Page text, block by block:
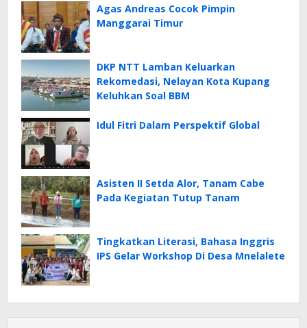
Agas Andreas Cocok Pimpin
Manggarai Timur
DKP NTT Lamban Keluarkan
Rekomedasi, Nelayan Kota Kupang
Keluhkan Soal BBM
Idul Fitri Dalam Perspektif Global
Asisten II Setda Alor, Tanam Cabe
Pada Kegiatan Tutup Tanam
Tingkatkan Literasi, Bahasa Inggris
IPS Gelar Workshop Di Desa Mnelalete